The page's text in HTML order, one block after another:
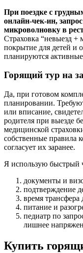
При поездке с
онлайн‑чек‑ин,
микроволновку в
Страховка “невыезд +
покрытие для детей и
планируются активные
Горящий тур на
Да, при готовом
планировании.
или вписание,
родителя при выезде
медицинской
собственные правила
согласует их заранее.
Я использую быстрый
документы и
подтверждение
время трансфера
питание и
педиатр по
лишнее
Купить